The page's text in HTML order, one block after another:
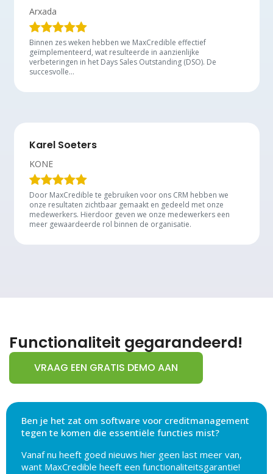
Arxada
Binnen zes weken hebben we MaxCredible effectief
geïmplementeerd, wat resulteerde in aanzienlijke
verbeteringen in het Days Sales Outstanding (DSO). De
succesvolle…
Karel Soeters
KONE
Door MaxCredible te gebruiken voor ons CRM hebben we
onze resultaten zichtbaar gemaakt en gedeeld met onze
medewerkers. Hierdoor geven we onze medewerkers een
meer gewaardeerde rol binnen de organisatie.
Functionaliteit gegarandeerd!
VRAAG EEN GRATIS DEMO AAN
Ben je het zat om software voor creditmanagement
tegen te komen die essentiële functies mist?
Vanaf nu heeft goed nieuws hier geen last meer van,
want MaxCredible heeft een functionaliteitsgarantie!